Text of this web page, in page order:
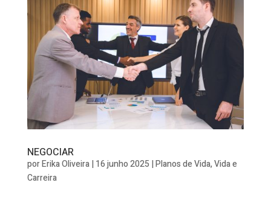
NEGOCIAR
porErika Oliveira|16 junho 2025 |Planos de Vida,Vida e
Carreira